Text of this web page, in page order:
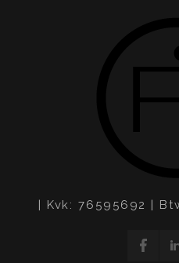
| Kvk: 76595692 |